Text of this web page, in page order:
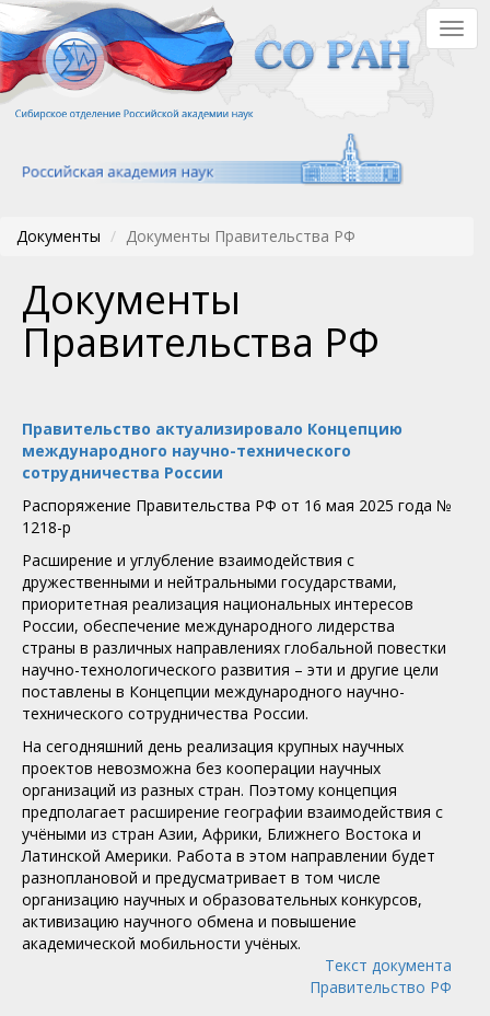
Перейти
к
основному
содержанию
Документы Документы Правительства РФ
Документы
Правительства РФ
Правительство актуализировало Концепцию
международного научно-технического
сотрудничества России
Распоряжение Правительства РФ от 16 мая 2025 года №
1218-р
Расширение и углубление взаимодействия с
дружественными и нейтральными государствами,
приоритетная реализация национальных интересов
России, обеспечение международного лидерства
страны в различных направлениях глобальной повестки
научно-технологического развития – эти и другие цели
поставлены в Концепции международного научно-
технического сотрудничества России.
На сегодняшний день реализация крупных научных
проектов невозможна без кооперации научных
организаций из разных стран. Поэтому концепция
предполагает расширение географии взаимодействия с
учёными из стран Азии, Африки, Ближнего Востока и
Латинской Америки. Работа в этом направлении будет
разноплановой и предусматривает в том числе
организацию научных и образовательных конкурсов,
активизацию научного обмена и повышение
академической мобильности учёных.
Текст документа
Правительство РФ